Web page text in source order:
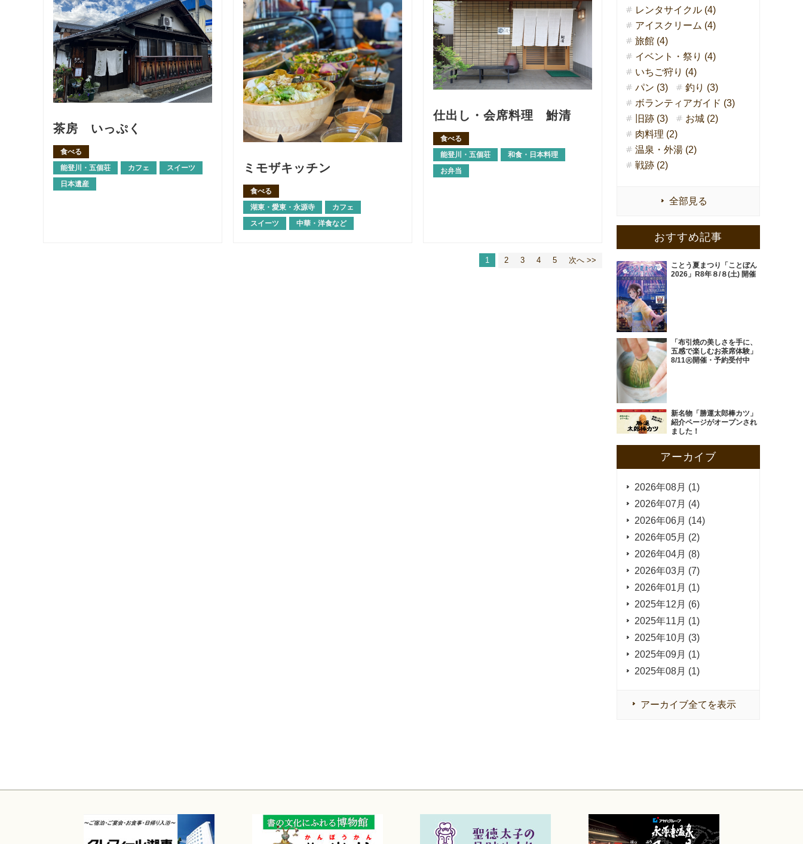
茶房 いっぷく
食べる
能登川・五個荘
カフェ
スイーツ
日本遺産
ミモザキッチン
食べる
湖東・愛東・永源寺
カフェ
スイーツ
中華・洋食など
仕出し・会席料理 鮒清
食べる
能登川・五個荘
和食・日本料理
お弁当
1 2 3 4 5 次へ >>
レンタサイクル (4)
アイスクリーム (4)
旅館 (4)
イベント・祭り (4)
いちご狩り (4)
パン (3)
釣り (3)
ボランティアガイド (3)
旧跡 (3)
お城 (2)
肉料理 (2)
温泉・外湯 (2)
戦跡 (2)
全部見る
おすすめ記事
ことう夏まつり「ことぼん
2026」R8年８/８(土) 開催
「布引焼の美しさを手に、
五感で楽しむお茶席体験」
8/11㊋開催・予約受付中
新名物「勝運太郎棒カツ」
紹介ページがオープンされ
ました！
アーカイブ
2026年08月 (1)
2026年07月 (4)
2026年06月 (14)
2026年05月 (2)
2026年04月 (8)
2026年03月 (7)
2026年01月 (1)
2025年12月 (6)
2025年11月 (1)
2025年10月 (3)
2025年09月 (1)
2025年08月 (1)
アーカイブ全てを表示